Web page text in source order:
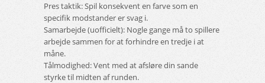
Pres taktik: Spil konsekvent en farve som en
specifik modstander er svag i.
Samarbejde (uofficielt): Nogle gange må to spillere
arbejde sammen for at forhindre en tredje i at
måne.
Tålmodighed: Vent med at afsløre din sande
styrke til midten af runden.